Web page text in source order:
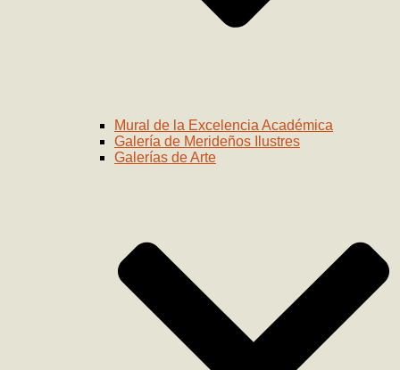
Mural de la Excelencia Académica
Galería de Merideños Ilustres
Galerías de Arte